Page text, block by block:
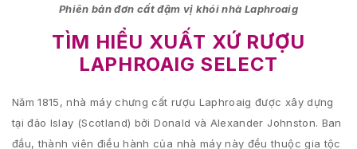
Phiên bản đơn cất đậm vị khói nhà Laphroaig
TÌM HIỂU XUẤT XỨ RƯỢU
LAPHROAIG SELECT
Năm 1815, nhà máy chưng cất rượu Laphroaig được xây dựng
tại đảo Islay (Scotland) bởi Donald và Alexander Johnston. Ban
đầu, thành viên điều hành của nhà máy này đều thuộc gia tộc